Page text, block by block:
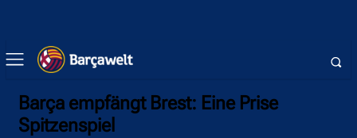
Barça empfängt Brest: Eine Prise
Spitzenspiel